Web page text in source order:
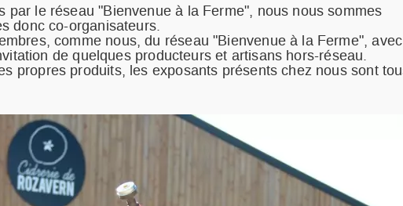
par le réseau "Bienvenue à la Ferme", nous nous sommes
donc co-organisateurs.
comme nous, du réseau "Bienvenue à la Ferme", avec
de quelques producteurs et artisans hors-réseau.
propres produits, les exposants présents chez nous sont